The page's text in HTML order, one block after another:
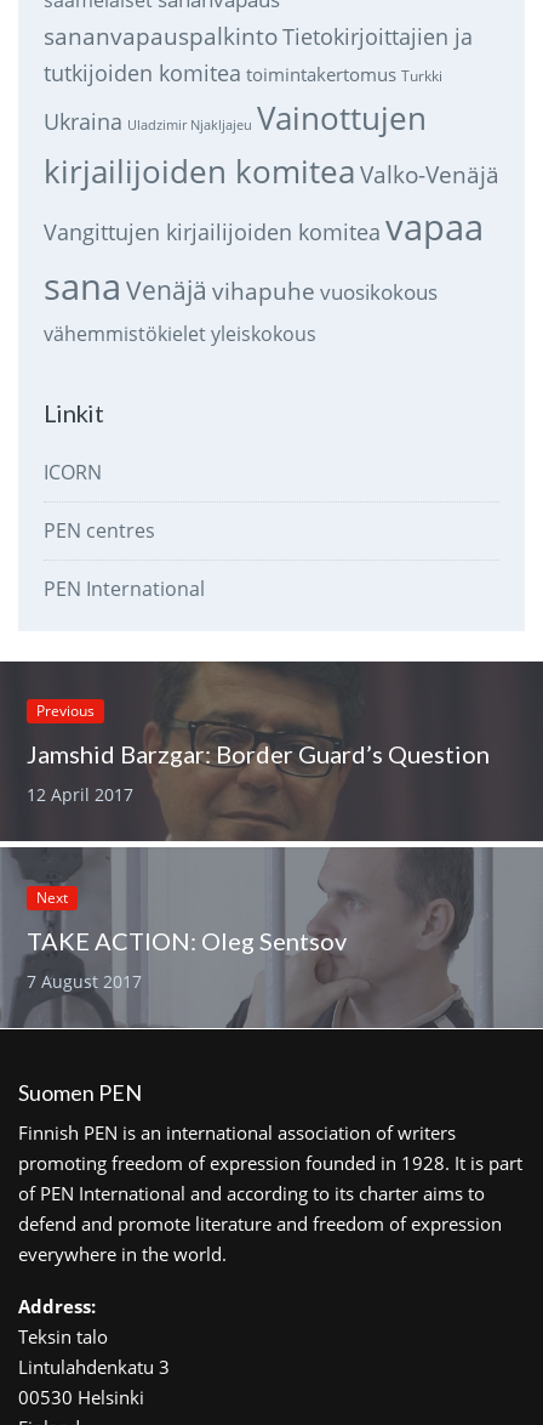
sananvapauspalkintoTietokirjoittajien ja
tutkijoiden komitea toimintakertomus Turkki
Ukraina Uladzimir Njakljajeu Vainottujen
kirjailijoiden komitea Valko-Venäjä
Vangittujen kirjailijoiden komitea vapaa
sana Venäjä vihapuhe vuosikokous
vähemmistökieletyleiskokous
Linkit
ICORN
PEN centres
PEN International
Previous
Jamshid Barzgar: Border Guard’s Question
12 April 2017
Next
TAKE ACTION: Oleg Sentsov
7 August 2017
Suomen PEN
Finnish PEN is an international association of writers
promoting freedom of expression founded in 1928. It is part
of PEN International and according to its charter aims to
defend and promote literature and freedom of expression
everywhere in the world.
Address:
Teksin talo
Lintulahdenkatu 3
00530 Helsinki